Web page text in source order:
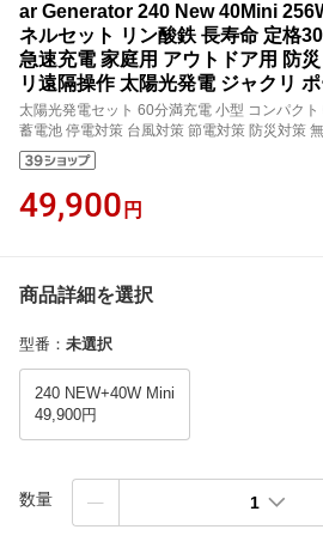
ar Generator 240 New 40Mini
ネルセット リン酸鉄 長寿命 定格
急速充電 家庭用 アウトドア用 防
リ遠隔操作 太陽光発電 ジャクリ
太陽光発電セット 60分満充電 小型 コンパク
蓄電池 停電対策 台風対策 節電対策 防災対策
49,900 円
商品詳細を選択
型番 ： 未選択
240 NEW+40W Mini
49,900円
数量 1